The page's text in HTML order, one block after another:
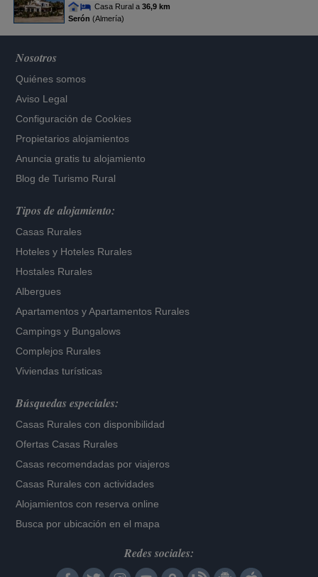
Casa Rural a 36,9 km
Serón (Almería)
Nosotros
Quiénes somos
Aviso Legal
Configuración de Cookies
Propietarios alojamientos
Anuncia gratis tu alojamiento
Blog de Turismo Rural
Tipos de alojamiento:
Casas Rurales
Hoteles y Hoteles Rurales
Hostales Rurales
Albergues
Apartamentos yApartamentos Rurales
Campings y Bungalows
Complejos Rurales
Viviendas turísticas
Búsquedas especiales:
Casas Rurales con disponibilidad
Ofertas Casas Rurales
Casas recomendadas por viajeros
Casas Rurales con actividades
Alojamientos con reserva online
Busca por ubicación en el mapa
Redes sociales: